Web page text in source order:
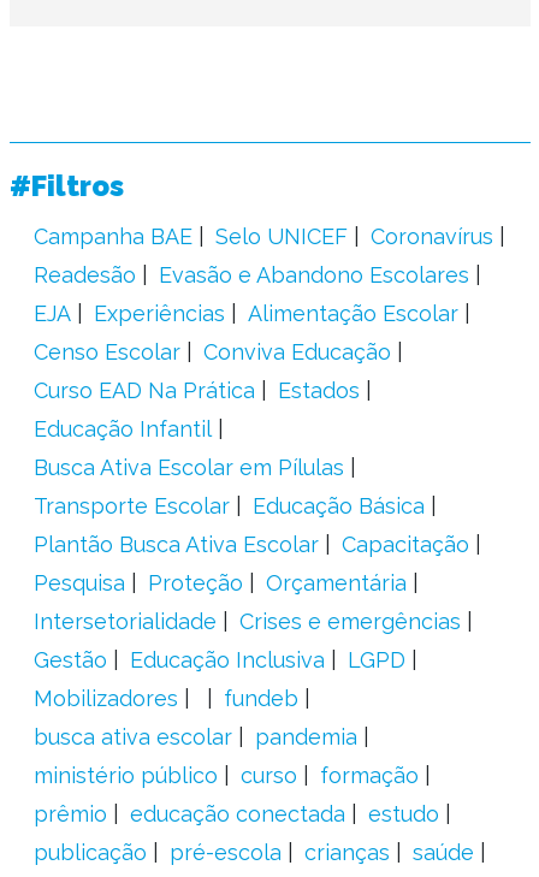
#Filtros
Campanha BAE Selo UNICEF
Coronavírus
Readesão
Evasão e Abandono Escolares
EJA
Experiências
Alimentação Escolar
Censo Escolar
Conviva Educação
Curso EAD Na Prática
Estados
Educação Infantil
Busca Ativa Escolar em Pílulas
Transporte Escolar
Educação Básica
Plantão Busca Ativa Escolar
Capacitação
Pesquisa
Proteção
Orçamentária
Intersetorialidade
Crises e emergências
Gestão
Educação Inclusiva
LGPD
Mobilizadores
fundeb
busca ativa escolar
pandemia
ministério público
curso
formação
prêmio
educação conectada
estudo
publicação
pré-escola crianças
saúde